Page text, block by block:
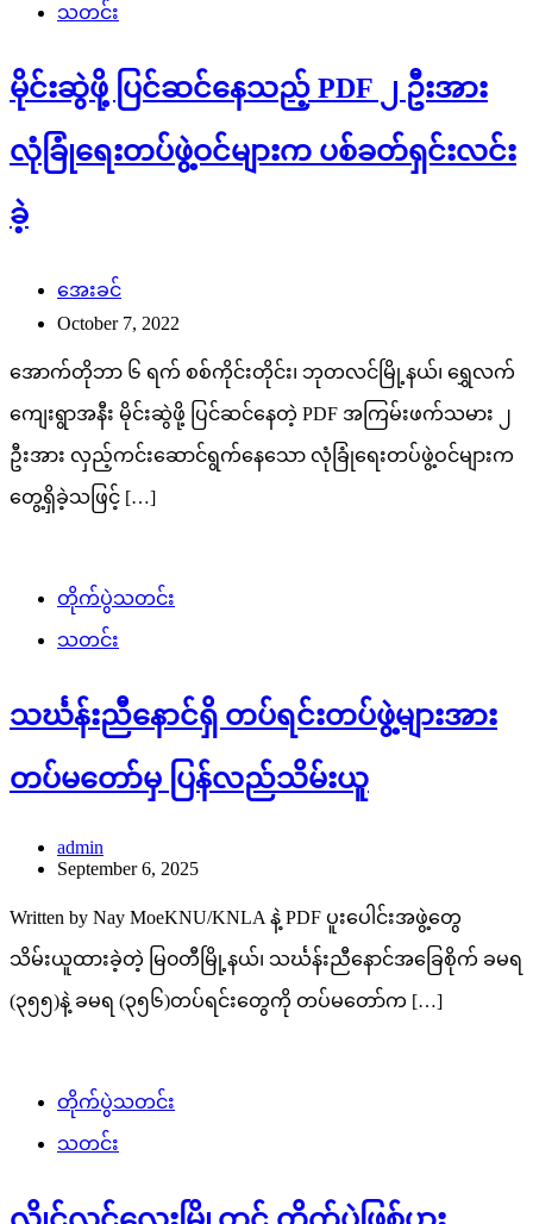
သတင်း
မိုင်းဆွဲဖို့ ပြင်ဆင်နေသည့် PDF ၂ ဦးအား
လုံခြုံရေးတပ်ဖွဲ့ဝင်များက ပစ်ခတ်ရှင်းလင်း
ခဲ့
အေးခင်
October 7, 2022
အောက်တိုဘာ ၆ ရက် စစ်ကိုင်းတိုင်း၊ ဘုတလင်မြို့နယ်၊ ရွှေလက်
ကျေးရွာအနီး မိုင်းဆွဲဖို့ ပြင်ဆင်နေတဲ့ PDF အကြမ်းဖက်သမား ၂
ဦးအား လှည့်ကင်းဆောင်ရွက်နေသော လုံခြုံရေးတပ်ဖွဲ့ဝင်များက
တွေ့ရှိခဲ့သဖြင့် […]
တိုက်ပွဲသတင်း
သတင်း
သင်္ဃန်းညီနောင်ရှိ တပ်ရင်းတပ်ဖွဲ့များအား
တပ်မတော်မှ ပြန်လည်သိမ်းယူ
admin
September 6, 2025
Written by Nay MoeKNU/KNLA နဲ့ PDF ပူးပေါင်းအဖွဲ့တွေ
သိမ်းယူထားခဲ့တဲ့ မြ၀တီမြို့နယ်၊ သင်္ဃန်းညီနောင်အခြေစိုက် ခမရ
(၃၅၅)နဲ့ ခမရ (၃၅၆)တပ်ရင်းတွေကို တပ်မတော်က […]
တိုက်ပွဲသတင်း
သတင်း